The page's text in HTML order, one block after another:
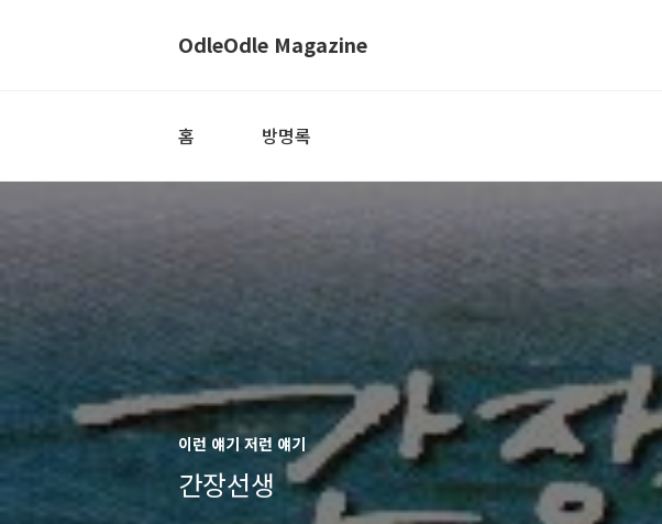
OdleOdle Magazine
홈 방명록
이런 얘기 저런 얘기
간장선생